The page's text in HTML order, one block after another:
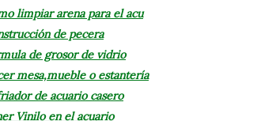
limpiar arena para el acu
de pecera
de grosor de vidrio
mesa,mueble o estantería
de acuario casero
Vinilo en el acuario